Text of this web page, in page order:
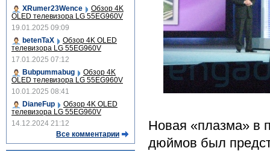
Новая «плазма» в
дюймов был
XRumer23Wence
Обзор 4K
OLED телевизора LG 55EG960V
19.01.2025 09:09
betenTaX
Обзор 4K OLED
телевизора LG 55EG960V
17.01.2025 07:12
Bubpummabug
Обзор 4K
OLED телевизора LG 55EG960V
10.01.2025 08:41
DianeFup
Обзор 4K OLED
телевизора LG 55EG960V
14.12.2024 21:12
Все комментарии